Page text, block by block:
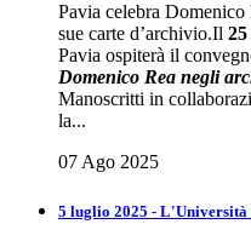
Pavia celebra
sue carte d’archivio.Il 25
Pavia ospiterà il
Domenico Rea negli
Manoscritti in
la...
07 Ago 2025
5 luglio 2025 -